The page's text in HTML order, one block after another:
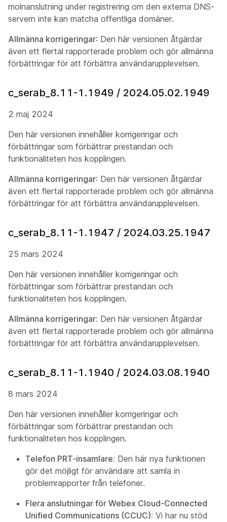
molnanslutning under registrering om den externa DNS-
servern inte kan matcha offentliga domäner.
Allmänna korrigeringar: Den här versionen åtgärdar
även ett flertal rapporterade problem och gör allmänna
förbättringar för att förbättra användarupplevelsen.
c_serab_8.11-1.1949 / 2024.05.02.1949
2 maj 2024
Den här versionen innehåller korrigeringar och
förbättringar som förbättrar prestandan och
funktionaliteten hos kopplingen.
Allmänna korrigeringar: Den här versionen åtgärdar
även ett flertal rapporterade problem och gör allmänna
förbättringar för att förbättra användarupplevelsen.
c_serab_8.11-1.1947 / 2024.03.25.1947
25 mars 2024
Den här versionen innehåller korrigeringar och
förbättringar som förbättrar prestandan och
funktionaliteten hos kopplingen.
Allmänna korrigeringar: Den här versionen åtgärdar
även ett flertal rapporterade problem och gör allmänna
förbättringar för att förbättra användarupplevelsen.
c_serab_8.11-1.1940 / 2024.03.08.1940
8 mars 2024
Den här versionen innehåller korrigeringar och
förbättringar som förbättrar prestandan och
funktionaliteten hos kopplingen.
Telefon PRT-insamlare: Den här nya funktionen
gör det möjligt för användare att samla in
problemrapporter från telefoner.
Flera anslutningar för Webex Cloud-Connected
Unified Communications (CCUC): Vi har nu stöd